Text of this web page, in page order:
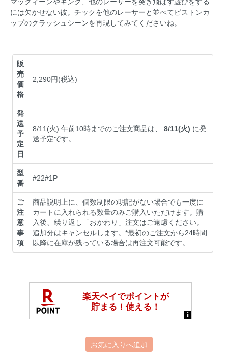
には欠かせない彼。チックを他のレーサーと並べてピストンカ
ップのクラッシュシーンを再現してみてくださいね。
販
売
価
格
2,290円(税込)
発
送
予
定
日
8/11(火) 午前10時までのご注文商品は、8/11(火) に発
送予定です。
型
番
#22#1P
ご
注
意
事
項
商品説明上に、個数制限の明記がない場合でも一度に
カートに入れられる数量のみご購入いただけます。購
入後、繰り返し「おかわり」注文はご遠慮ください。
追加分はキャンセルします。*最初のご注文から24時間
以降に在庫が残っている場合は再注文可能です。
お気に入りへ追加